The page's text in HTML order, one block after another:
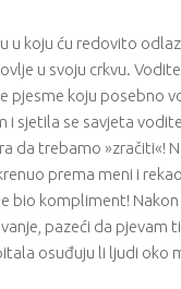
u koju ću redovito
u svoju crkvu.
pjesme koju posebno
i sjetila se savjeta
da trebamo »zračiti«!
prema meni i
bio kompliment!
pazeći da pjevam
osuđuju li ljudi oko